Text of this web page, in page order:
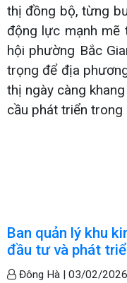
thị đồng bộ, từng
động lực mạnh mẽ
hội phường Bắc
trọng để địa
thị ngày càng
cầu phát triển trong
Ban quản lý khu
đầu tư và phát
Đông Hà | 03/02/